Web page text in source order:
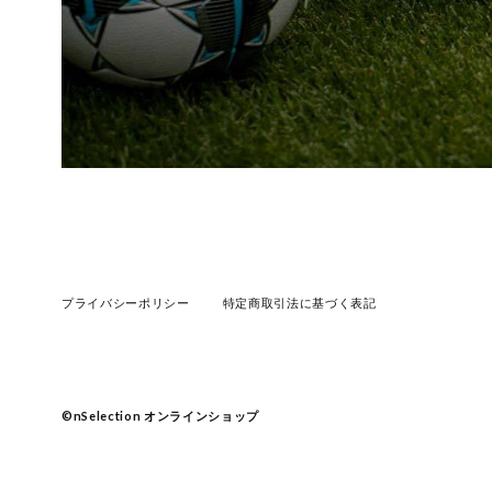
プライバシーポリシー 特定商取引法に基づく表記
©︎nSelection オンラインショップ